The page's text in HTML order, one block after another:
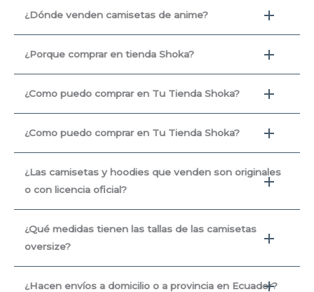
¿Dónde venden camisetas de anime?
¿Porque comprar en tienda Shoka?
¿Como puedo comprar en Tu Tienda Shoka?
¿Como puedo comprar en Tu Tienda Shoka?
¿Las camisetas y hoodies que venden son originales
o con licencia oficial?
¿Qué medidas tienen las tallas de las camisetas
oversize?
¿Hacen envíos a domicilio o a provincia en Ecuador?